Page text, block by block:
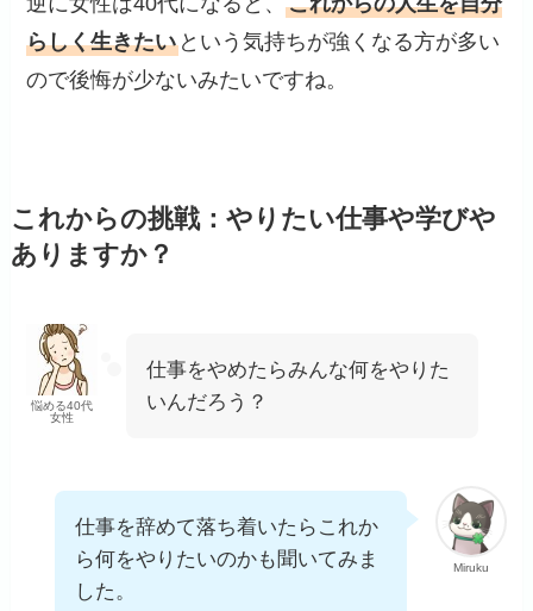
らしく生きたい という気持ちが強くなる方が多い
ので後悔が少ないみたいですね。
これからの挑戦：やりたい仕事や学びや
ありますか？
悩める40代
女性
仕事をやめたらみんな何をやりた
いんだろう？
Miruku
仕事を辞めて落ち着いたらこれか
ら何をやりたいのかも聞いてみま
した。